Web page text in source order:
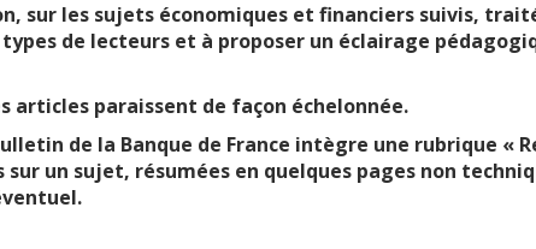
sur les sujets économiques et financiers suivis,
de lecteurs et à proposer un éclairage
articles paraissent de façon échelonnée.
de la Banque de France intègre une rubrique «
un sujet, résumées en quelques pages non